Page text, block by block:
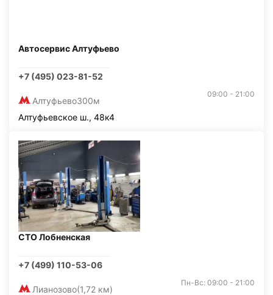
Автосервис Алтуфьево
+7 (495) 023-81-52
Алтуфьево300м
09:00 - 21:00
Алтуфьевское ш., 48к4
СТО Лобненская
+7 (499) 110-53-06
Лианозово(1,72 км)
Пн-Вс: 09:00 - 21:00